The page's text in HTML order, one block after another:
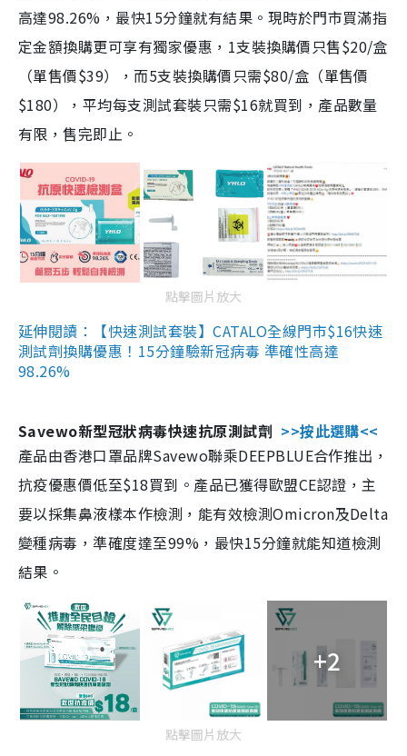
高達98.26%，最快15分鐘就有結果。現時於門市買滿指
定金額換購更可享有獨家優惠，1支裝換購價只售$20/盒
（單售價$39），而5支裝換購價只需$80/盒（單售價
$180），平均每支測試套裝只需$16就買到，產品數量
有限，售完即止。
點擊圖片放大
延伸閱讀：【快速測試套裝】CATALO全線門市$16快速
測試劑換購優惠！15分鐘驗新冠病毒 準確性高達
98.26%
Savewo新型冠狀病毒快速抗原測試劑 >>按此選購<<
產品由香港口罩品牌Savewo聯乘DEEPBLUE合作推出，
抗疫優惠價低至$18買到。產品已獲得歐盟CE認證，主
要以採集鼻液樣本作檢測，能有效檢測Omicron及Delta
變種病毒，準確度達至99%，最快15分鐘就能知道檢測
結果。
+2
點擊圖片放大